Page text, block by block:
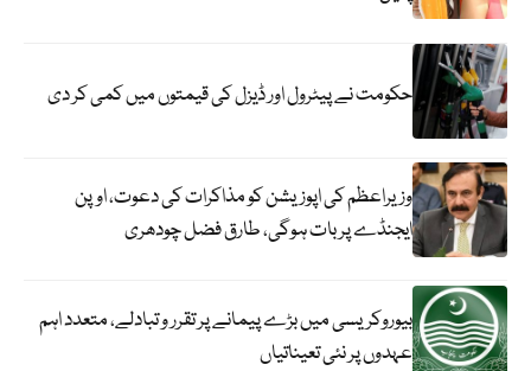
حکومت نے پیٹرول اور ڈیزل کی قیمتوں میں کمی کر دی
وزیراعظم کی اپوزیشن کو مذاکرات کی دعوت، اوپن
ایجنڈے پر بات ہوگی، طارق فضل چودھری
بیوروکریسی میں بڑے پیمانے پر تقرر و تبادلے، متعدد اہم
عہدوں پر نئی تعیناتیاں